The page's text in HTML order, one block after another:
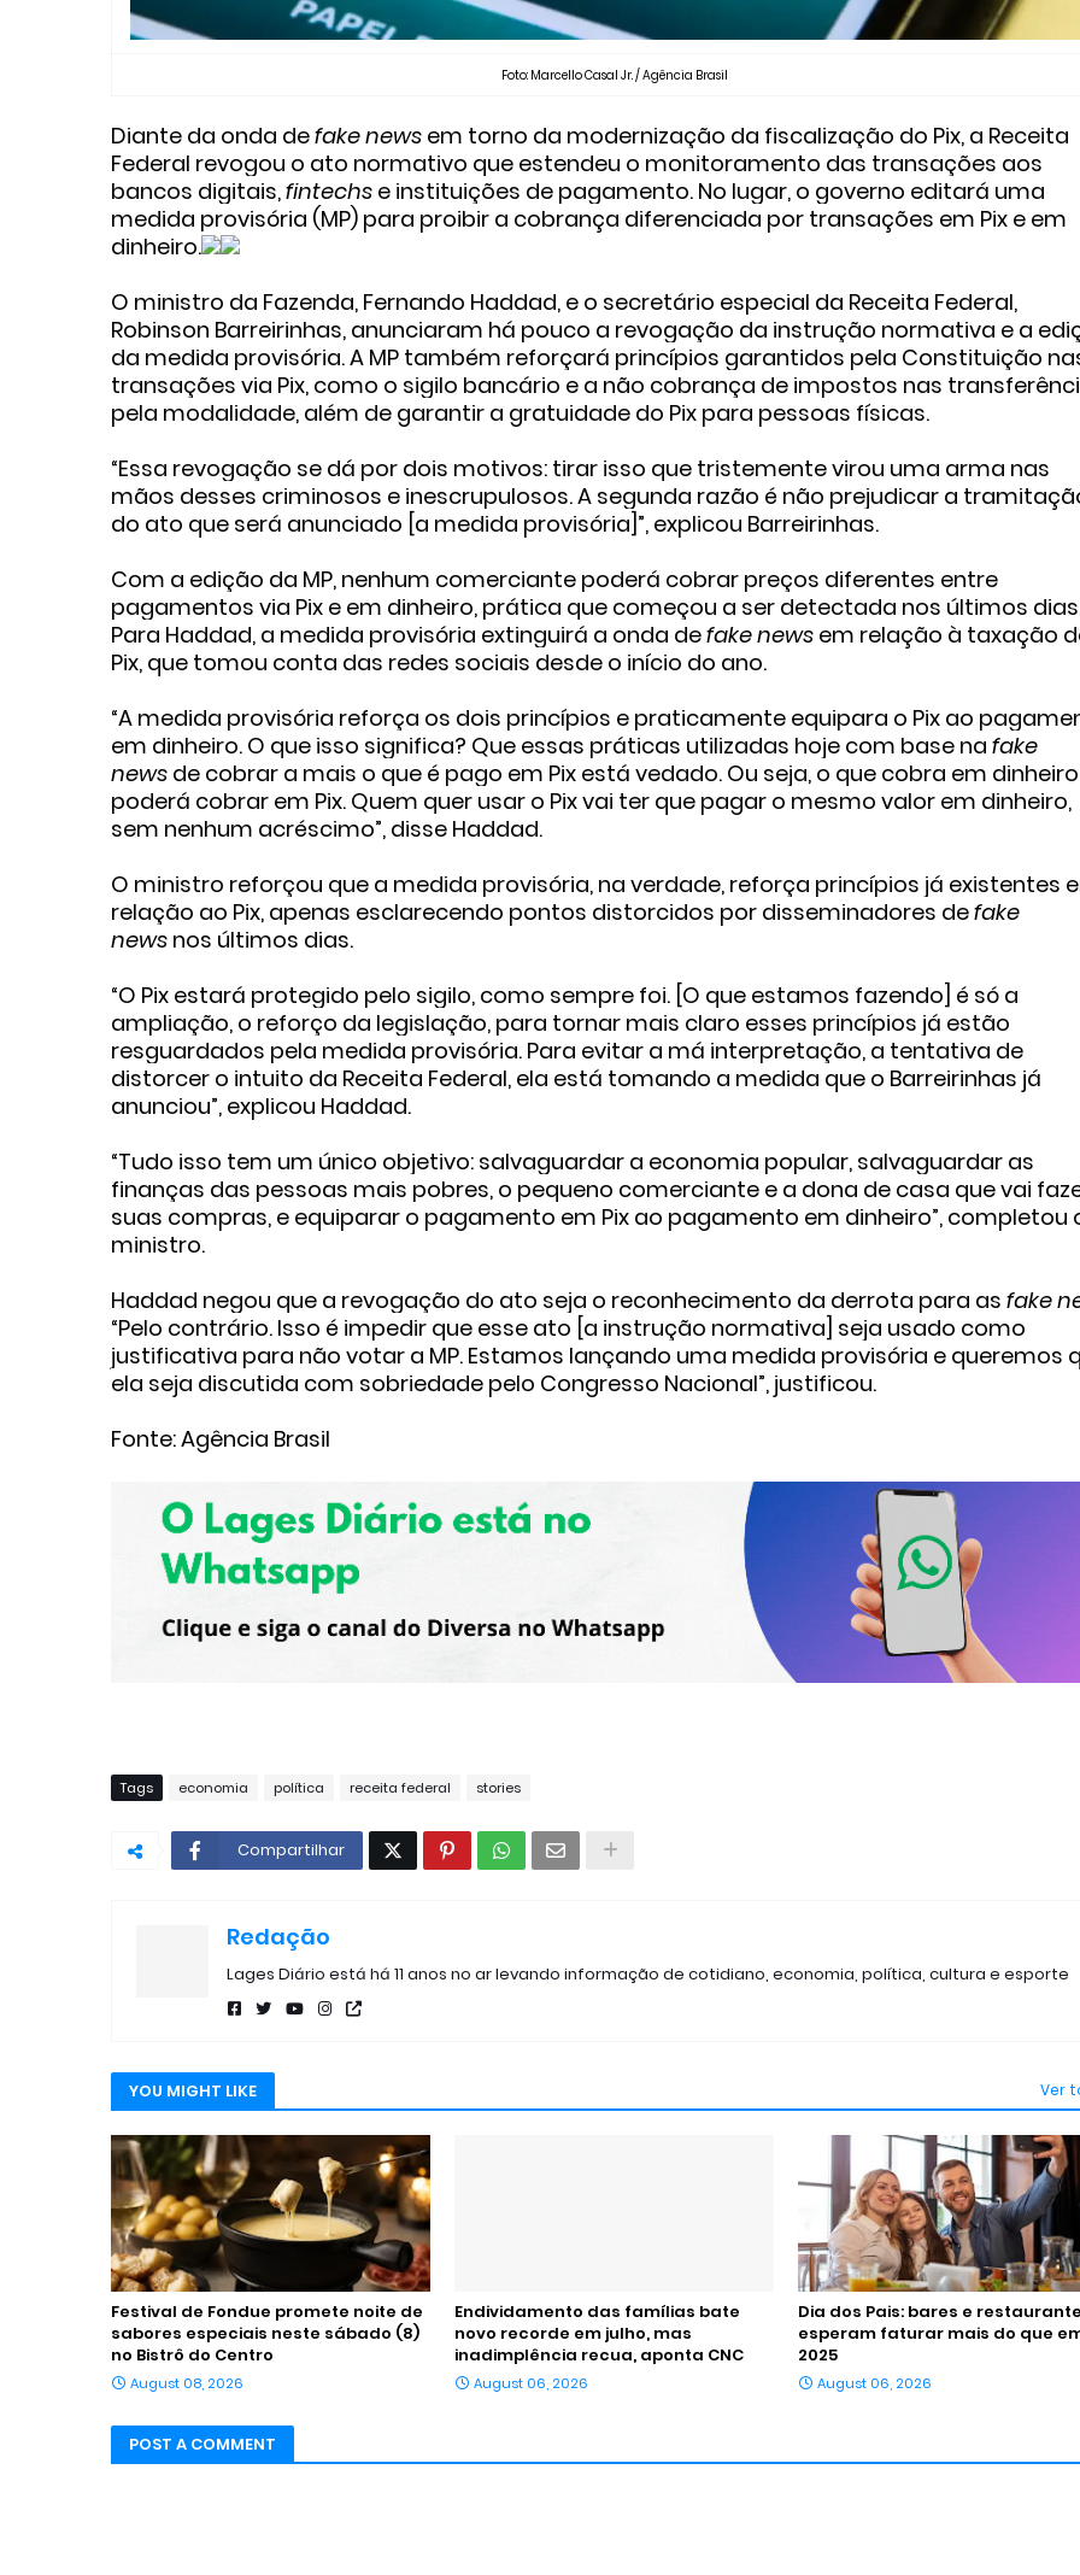
Foto: Marcello Casal Jr. / Agência Brasil
Diante da onda defake news em torno da modernização da fiscalização do Pix, a Receita
Federal revogou o ato normativo que estendeu o monitoramento das transações aos
bancos digitais,fintechs e instituições de pagamento. No lugar, o governo editará uma
medida provisória (MP) para proibir a cobrança diferenciada por transações em Pix e em
dinheiro.
O ministro da Fazenda, Fernando Haddad, e o secretário especial da Receita Federal,
Robinson Barreirinhas, anunciaram há pouco a revogação da instrução normativa e a
da medida provisória. A MP também reforçará princípios garantidos pela Constituição
transações via Pix, como o sigilo bancário e a não cobrança de impostos nas
pela modalidade, além de garantir a gratuidade do Pix para pessoas físicas.
“Essa revogação se dá por dois motivos: tirar isso que tristemente virou uma arma nas
mãos desses criminosos e inescrupulosos. A segunda razão é não prejudicar a
do ato que será anunciado [a medida provisória]”, explicou Barreirinhas.
Com a edição da MP, nenhum comerciante poderá cobrar preços diferentes entre
pagamentos via Pix e em dinheiro, prática que começou a ser detectada nos últimos
Para Haddad, a medida provisória extinguirá a onda defake news em relação à taxação
Pix, que tomou conta das redes sociais desde o início do ano.
“A medida provisória reforça os dois princípios e praticamente equipara o Pix ao
em dinheiro. O que isso significa? Que essas práticas utilizadas hoje com base na fake
news de cobrar a mais o que é pago em Pix está vedado. Ou seja, o que cobra em dinheiro
poderá cobrar em Pix. Quem quer usar o Pix vai ter que pagar o mesmo valor em dinheiro,
sem nenhum acréscimo”, disse Haddad.
O ministro reforçou que a medida provisória, na verdade, reforça princípios já existentes
relação ao Pix, apenas esclarecendo pontos distorcidos por disseminadores defake
news nos últimos dias.
“O Pix estará protegido pelo sigilo, como sempre foi. [O que estamos fazendo] é só a
ampliação, o reforço da legislação, para tornar mais claro esses princípios já estão
resguardados pela medida provisória. Para evitar a má interpretação, a tentativa de
distorcer o intuito da Receita Federal, ela está tomando a medida que o Barreirinhas já
anunciou”, explicou Haddad.
“Tudo isso tem um único objetivo: salvaguardar a economia popular, salvaguardar as
finanças das pessoas mais pobres, o pequeno comerciante e a dona de casa que vai
suas compras, e equiparar o pagamento em Pix ao pagamento em dinheiro”, completou
ministro.
Haddad negou que a revogação do ato seja o reconhecimento da derrota para as fake
“Pelo contrário. Isso é impedir que esse ato [a instrução normativa] seja usado como
justificativa para não votar a MP. Estamos lançando uma medida provisória e queremos
ela seja discutida com sobriedade pelo Congresso Nacional”, justificou.
Fonte: Agência Brasil
Tags economia política receita federal stories
Compartilhar
Redação
Lages Diário está há 11 anos no ar levando informação de cotidiano, economia, política, cultura e esporte
YOU MIGHT LIKE Ver
Festival de Fondue promete noite de
sabores especiais neste sábado (8)
no Bistrô do Centro
August 08, 2026
Endividamento das famílias bate
novo recorde em julho, mas
inadimplência recua, aponta CNC
August 06, 2026
Dia dos Pais: bares e
esperam faturar mais do que
2025
August 06, 2026
POST A COMMENT